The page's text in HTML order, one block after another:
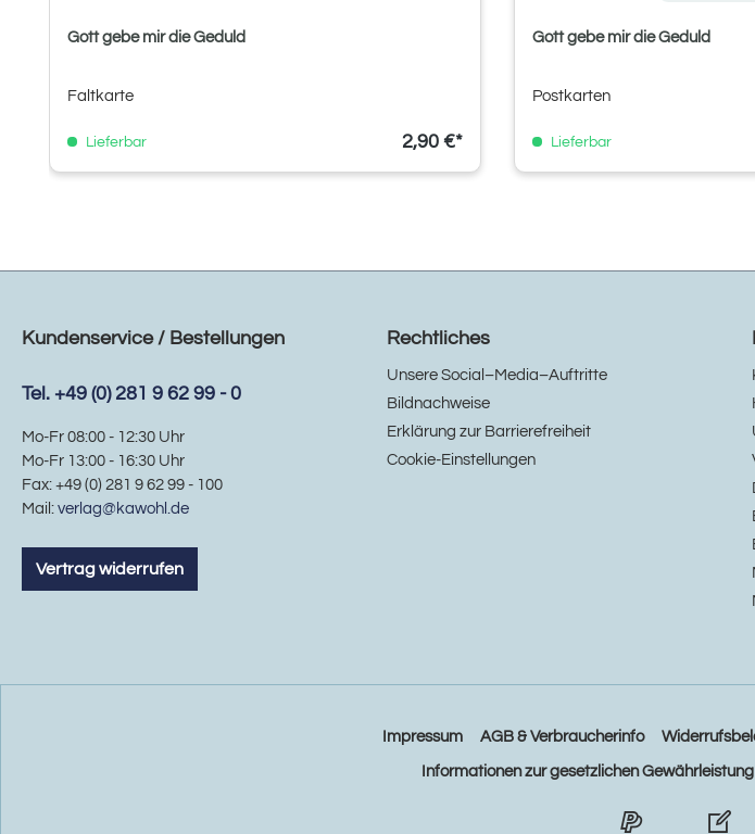
Gott gebe mir die Geduld
Faltkarte
Lieferbar 2,90 €*
Gott gebe mir die Geduld
Postkarten
Lieferbar
Kundenservice / Bestellungen
Tel. +49 (0) 281 9 62 99 - 0
Mo-Fr 08:00 - 12:30 Uhr
Mo-Fr 13:00 - 16:30 Uhr
Fax: +49 (0) 281 9 62 99 - 100
Mail: verlag@kawohl.de
Vertrag widerrufen
Rechtliches
Unsere Social–Media–Auftritte
Bildnachweise
Erklärung zur Barrierefreiheit
Cookie-Einstellungen
Impressum AGB & Verbraucherinfo
Informationen zur gesetzlichen Gewährleistung